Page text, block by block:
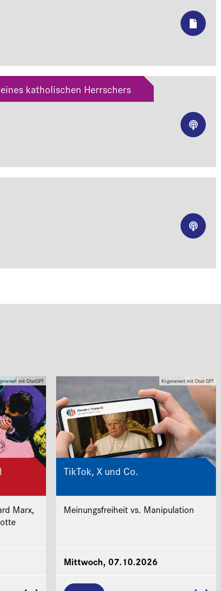
katholischen Herrschers
mit ChatGPT
Marx,
KI-generiert mit Chat GPT
TikTok, X und Co.
Meinungsfreiheit vs. Manipulation
Mittwoch, 07.10.2026